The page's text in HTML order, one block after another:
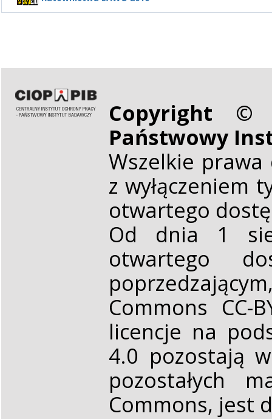
Copyright ©
Państwowy
Wszelkie
z wyłączeniem
otwartego
Od dnia 1
otwartego
Commons CC-
licencje na
4.0 pozostają
pozostałych
Commons, jest